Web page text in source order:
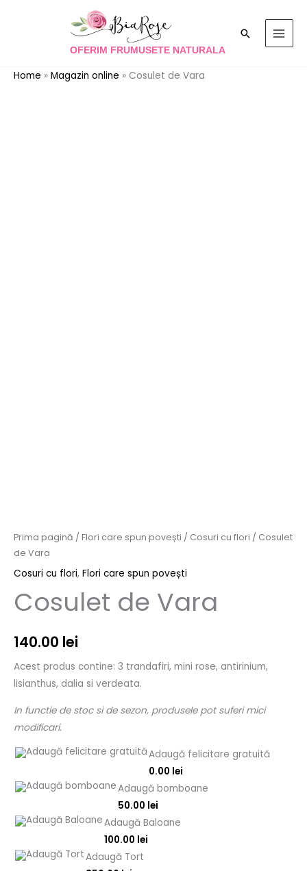
OFERIM FRUMUSETE NATURALA
Search
Home » Magazin online » Cosulet de Vara
Prima pagină / Flori care spun povești / Cosuri cu flori / Cosulet
de Vara
Cosuri cu flori, Flori care spun povești
Cosulet de Vara
140.00 lei
Acest produs contine: 3 trandafiri, mini rose, antirinium,
lisianthus, dalia si verdeata.
In functie de stoc si de sezon, produsele pot suferi mici
modificari.
Adaugă felicitare gratuită
0.00 lei
Adaugă bomboane
50.00 lei
Adaugă Baloane
100.00 lei
Adaugă Tort